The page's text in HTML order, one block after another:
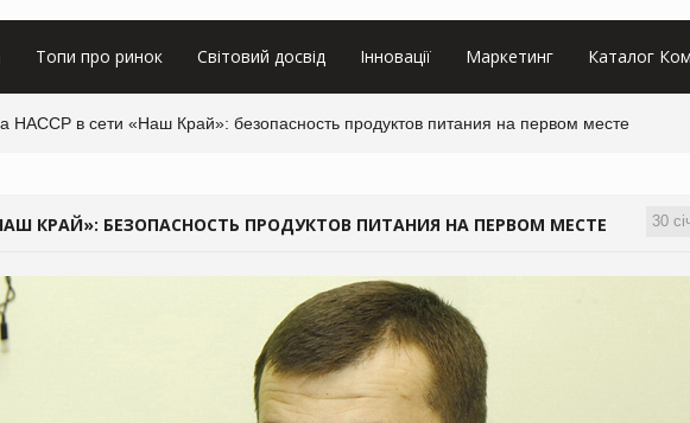
Топи про ринок Світовий досвід Інновації Маркетинг Каталог
НАССР в сети «Наш Край»: безопасность продуктов питания на первом месте
30
КРАЙ»: БЕЗОПАСНОСТЬ ПРОДУКТОВ ПИТАНИЯ НА ПЕРВОМ МЕСТЕ